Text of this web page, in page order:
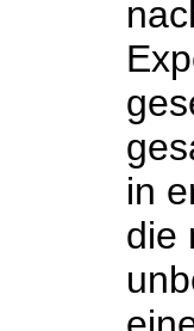
in
die